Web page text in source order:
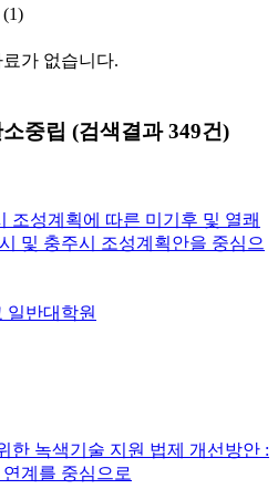
(1)
가 없습니다.
중립 (검색결과 349건)
조성계획에 따른 미기후 및 열쾌
및 충주시 조성계획안을 중심으
일반대학원
한 녹색기술 지원 법제 개선방안 :
계를 중심으로